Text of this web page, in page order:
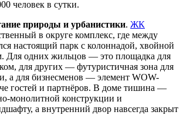
человек в сутки.
природы и урбанистики. ЖК
в округе комплекс, где между
настоящий парк с колоннадой, хвойной
Для одних жильцов — это площадка для
для других — футуристичная зона для
а для бизнесменов — элемент WOW-
гостей и партнёров. В доме тишина —
монолитной конструкции и
а внутренний двор навсегда закрыт